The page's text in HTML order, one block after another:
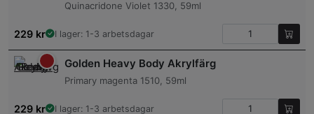
Quinacridone Violet 1330, 59ml
229 kr I lager: 1-3 arbetsdagar
Golden Heavy Body Akrylfärg
Primary magenta 1510, 59ml
229 kr I lager: 1-3 arbetsdagar